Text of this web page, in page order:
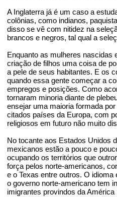
A Inglaterra já é um caso a
colônias, como indianos,
disso se vê com nitidez na
brancos e negros, tal qual a
Enquanto as mulheres nascidas
criação de filhos uma coisa de
a pele de seus habitantes. E os
quando essa gente começar a
empregos e posições. Como
tornaram minoria diante de
ensejar uma maioria formada
citados países da Europa, com
religiosos em futuro não muito
No tocante aos Estados Unidos
mexicanos estão a pouco e
ocupando os territórios que
força pelos norte-americanos,
e o Texas entre outros. O
o governo norte-americano tem
imigrantes provindos da América